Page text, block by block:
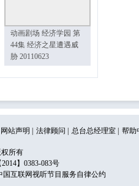
动画剧场 经济学园 第
44集 经济之星遭遇威
胁 20110623
网站声明 法律顾问 总台总经理室 帮助
所有
】0383-083号
国互联网视听节目服务自律公约